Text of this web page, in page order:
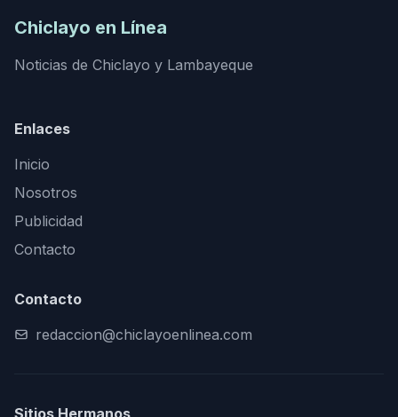
Chiclayo en Línea
Noticias de Chiclayo y Lambayeque
Enlaces
Inicio
Nosotros
Publicidad
Contacto
Contacto
redaccion@chiclayoenlinea.com
Sitios Hermanos